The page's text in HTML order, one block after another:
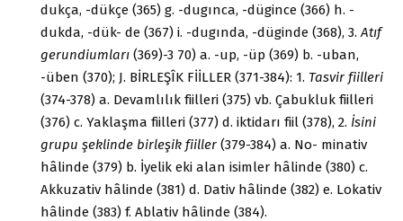
dukça, -dükçe (365) g. -dugınca, -dügince (366) h. -
dukda, -dük- de (367) i. -dugında, -düginde (368), 3. Atıf
gerundiumları (369)-3 70) a. -up, -üp (369) b. -uban,
-üben (370); J. BİRLEŞÎK FİİLLER (371-384): 1. Tasvir fiilleri
(374-378) a. Devamlılık fiilleri (375) vb. Çabukluk fiilleri
(376) c. Yaklaşma fi­illeri (377) d. iktidarı fiil (378), 2. İsini
grupu şeklinde birleşik fiiller (379-384) a. No- minativ
hâlinde (379) b. İyelik eki alan isimler hâlinde (380) c.
Akkuzativ hâ­linde (381) d. Dativ hâlinde (382) e. Lokativ
hâlinde (383) f. Ablativ hâlinde (384).